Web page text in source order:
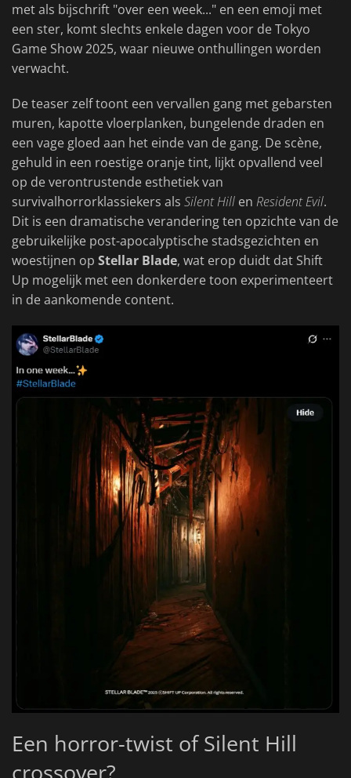
met als bijschrift "over een week..." en een emoji met
een ster, komt slechts enkele dagen voor de Tokyo
Game Show 2025, waar nieuwe onthullingen worden
verwacht.
De teaser zelf toont een vervallen gang met gebarsten
muren, kapotte vloerplanken, bungelende draden en
een vage gloed aan het einde van de gang. De scène,
gehuld in een roestige oranje tint, lijkt opvallend veel
op de verontrustende esthetiek van
survivalhorrorklassiekers als Silent Hill en Resident Evil.
Dit is een dramatische verandering ten opzichte van de
gebruikelijke post-apocalyptische stadsgezichten en
woestijnen op Stellar Blade, wat erop duidt dat Shift
Up mogelijk met een donkerdere toon experimenteert
in de aankomende content.
Een horror-twist of Silent Hill